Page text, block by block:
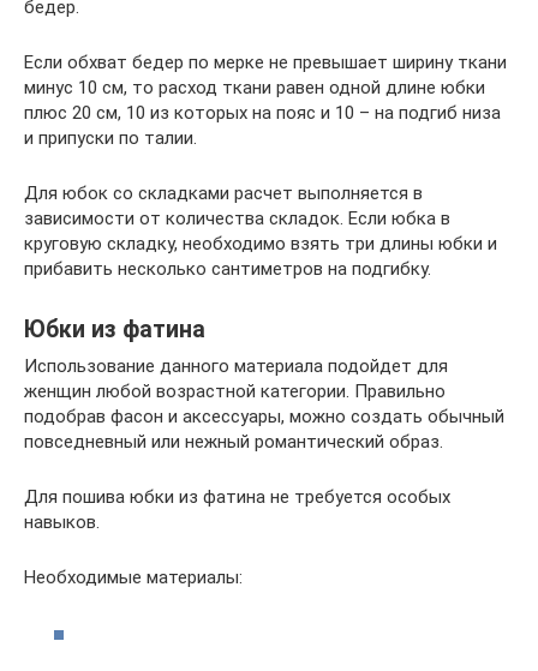
бедер.
Если обхват бедер по мерке не превышает ширину ткани
минус 10 см, то расход ткани равен одной длине юбки
плюс 20 см, 10 из которых на пояс и 10 – на подгиб низа
и припуски по талии.
Для юбок со складками расчет выполняется в
зависимости от количества складок. Если юбка в
круговую складку, необходимо взять три длины юбки и
прибавить несколько сантиметров на подгибку.
Юбки из фатина
Использование данного материала подойдет для
женщин любой возрастной категории. Правильно
подобрав фасон и аксессуары, можно создать обычный
повседневный или нежный романтический образ.
Для пошива юбки из фатина не требуется особых
навыков.
Необходимые материалы: